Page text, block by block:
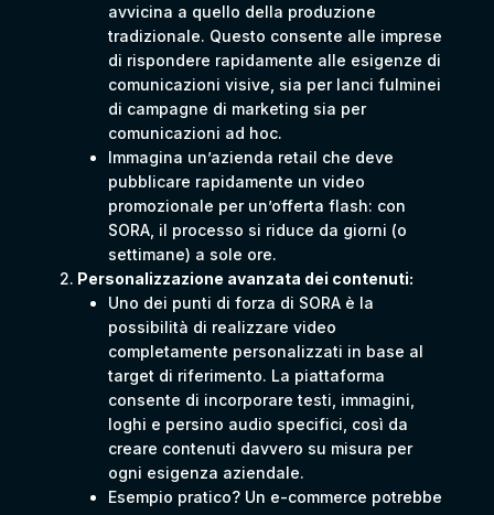
avvicina a quello della produzione
tradizionale. Questo consente alle imprese
di rispondere rapidamente alle esigenze di
comunicazioni visive, sia per lanci fulminei
di campagne di marketing sia per
comunicazioni ad hoc.
Immagina un’azienda retail che deve
pubblicare rapidamente un video
promozionale per un’offerta flash: con
SORA, il processo si riduce da giorni (o
settimane) a sole ore.
Personalizzazione avanzata dei contenuti:
Uno dei punti di forza di SORA è la
possibilità di realizzare video
completamente personalizzati in base al
target di riferimento. La piattaforma
consente di incorporare testi, immagini,
loghi e persino audio specifici, così da
creare contenuti davvero su misura per
ogni esigenza aziendale.
Esempio pratico? Un e-commerce potrebbe